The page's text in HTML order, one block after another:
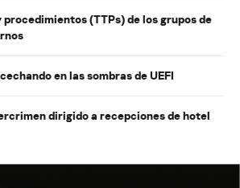
(TTPs) de los grupos de
en las sombras de UEFI
dirigido a recepciones de hotel